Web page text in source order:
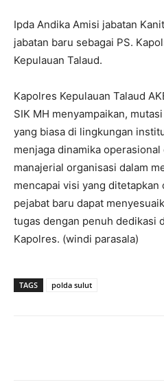
Ipda Andika Amisi jabatan
jabatan baru sebagai PS.
Kepulauan Talaud.
Kapolres Kepulauan Talaud
SIK MH menyampaikan,
yang biasa di lingkungan
menjaga dinamika
manajerial organisasi dalam
mencapai visi yang ditetapkan
pejabat baru dapat
tugas dengan penuh dedikasi
Kapolres. (windi parasala)
TAGS polda sulut